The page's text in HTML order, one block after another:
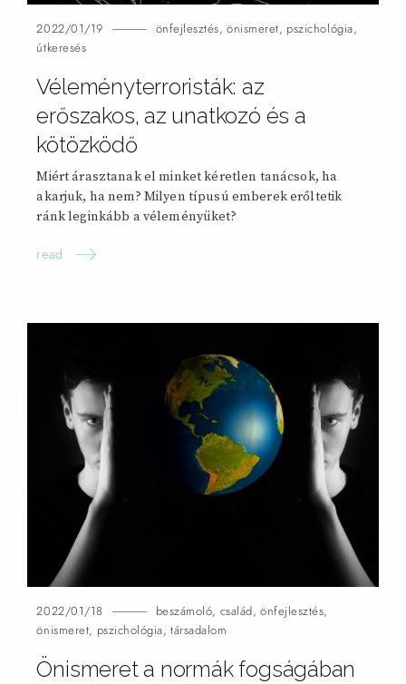
2022/01/19 önfejlesztés,önismeret, pszichológia,
útkeresés
Véleményterroristák: az
erőszakos, az unatkozó és a
kötözködő
Miért árasztanak el minket kéretlen tanácsok, ha
akarjuk, ha nem? Milyen típusú emberek erőltetik
ránk leginkább a véleményüket?
read
2022/01/18 beszámoló, család,önfejlesztés,
önismeret, pszichológia,társadalom
Önismeret a normák fogságában